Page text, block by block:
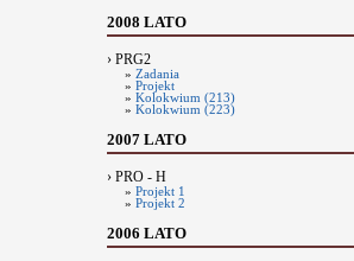
2008 LATO
› PRG2
» Zadania
» Projekt
» Kolokwium (213)
» Kolokwium (223)
2007 LATO
› PRO - H
» Projekt 1
» Projekt 2
2006 LATO